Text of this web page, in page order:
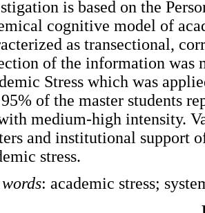
is based on the
cognitive model of
as transectional,
of the information was
Stress which was
of the master students
medium-high intensity.
and institutional support
stress.
: academic stress;